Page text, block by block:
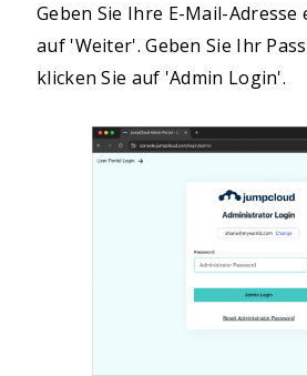
Geben Sie Ihre E-Mail-Adresse
auf 'Weiter'. Geben Sie Ihr
klicken Sie auf 'Admin Login'.